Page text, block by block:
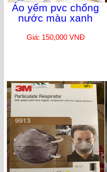
Áo yếm pvc chống
nước màu xanh
Giá: 150,000 VNĐ